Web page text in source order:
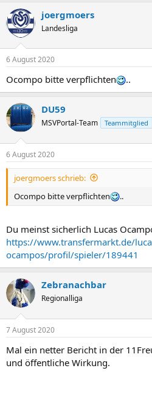
joergmoers
Landesliga
6 August 2020
Ocompo bitte verpflichten ..
DU59
MSVPortal-Team Teammitglied
6 August 2020
joergmoers schrieb:
Ocompo bitte verpflichten
..
Du meinst sicherlich Lucas
https://www.transfermarkt.de/
ocampos/profil/spieler/189441
Zebranachbar
Regionalliga
7 August 2020
Mal ein netter Bericht in der
und öffentliche Wirkung.